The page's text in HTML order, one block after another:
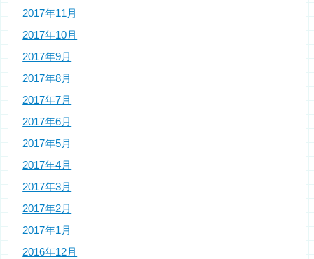
2017年11月
2017年10月
2017年9月
2017年8月
2017年7月
2017年6月
2017年5月
2017年4月
2017年3月
2017年2月
2017年1月
2016年12月